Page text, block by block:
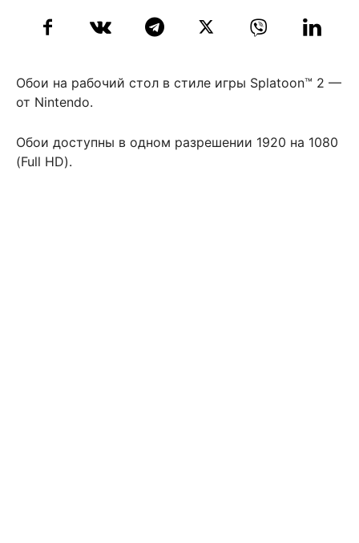
Обои на рабочий стол в стиле игры Splatoon™ 2 —
от Nintendo.
Обои доступны в одном разрешении 1920 на 1080
(Full HD).